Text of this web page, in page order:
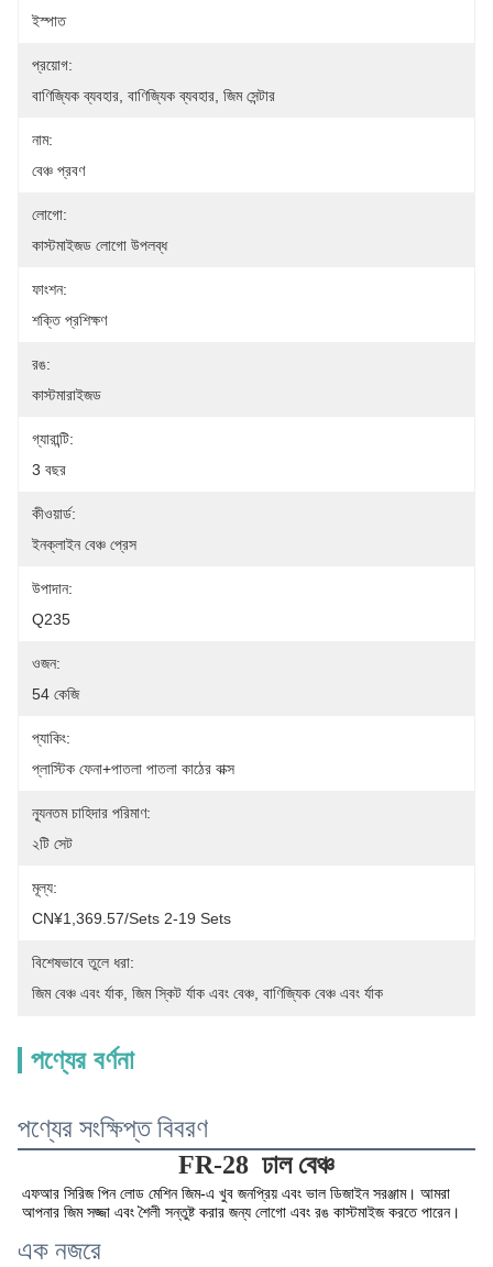
ইস্পাত
প্রয়োগ:
বাণিজ্যিক ব্যবহার, বাণিজ্যিক ব্যবহার, জিম সেন্টার
নাম:
বেঞ্চ প্রবণ
লোগো:
কাস্টমাইজড লোগো উপলব্ধ
ফাংশন:
শক্তি প্রশিক্ষণ
রঙ:
কাস্টমারাইজড
গ্যারান্টি:
3 বছর
কীওয়ার্ড:
ইনক্লাইন বেঞ্চ প্রেস
উপাদান:
Q235
ওজন:
54 কেজি
প্যাকিং:
প্লাস্টিক ফেনা+পাতলা পাতলা কাঠের বাক্স
ন্যূনতম চাহিদার পরিমাণ:
২টি সেট
মূল্য:
CN¥1,369.57/sets 2-19 Sets
বিশেষভাবে তুলে ধরা:
জিম বেঞ্চ এবং র্যাক জিম স্কিট র্যাক এবং বেঞ্চ বাণিজ্যিক বেঞ্চ এবং র্যাক
পণ্যের বর্ণনা
পণ্যের সংক্ষিপ্ত বিবরণ
FR-28 ঢাল বেঞ্চ
এফআর সিরিজ পিন লোড মেশিন জিম-এ খুব জনপ্রিয় এবং ভাল ডিজাইন সরঞ্জাম। আমরা
আপনার জিম সজ্জা এবং শৈলী সন্তুষ্ট করার জন্য লোগো এবং রঙ কাস্টমাইজ করতে পারেন।
এক নজরে